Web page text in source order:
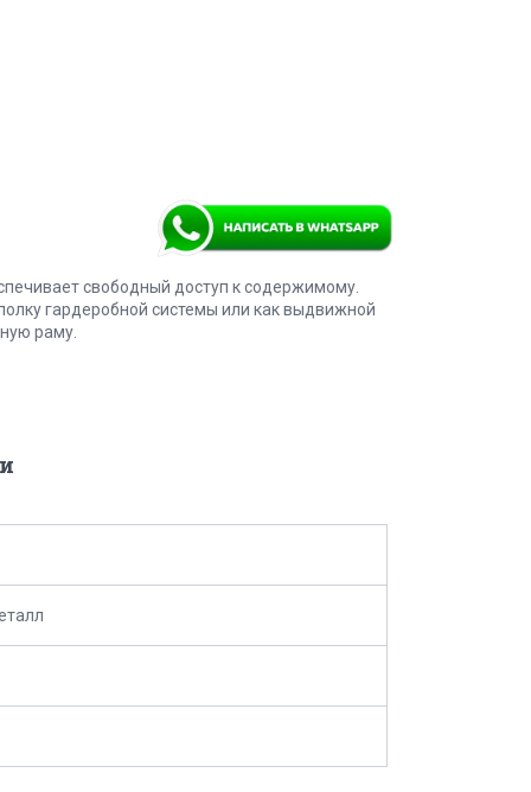
свободный доступ к содержимому.
гардеробной системы или как выдвижной
раму.